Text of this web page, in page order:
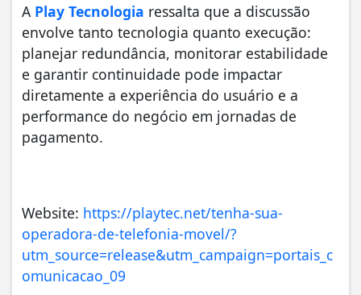
A Play Tecnologia ressalta que a discussão
envolve tanto tecnologia quanto execução:
planejar redundância, monitorar estabilidade
e garantir continuidade pode impactar
diretamente a experiência do usuário e a
performance do negócio em jornadas de
pagamento.
Website: https://playtec.net/tenha-sua-
operadora-de-telefonia-movel/?
utm_source=release&utm_campaign=portais_c
omunicacao_09